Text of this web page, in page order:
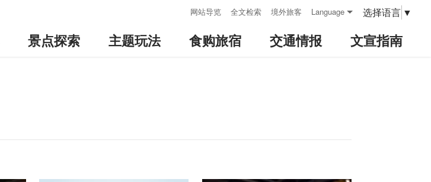
网站导览 全文检索 境外旅客 Language 选择语言 ▼
景点探索 主题玩法 食购旅宿 交通情报 文宣指南